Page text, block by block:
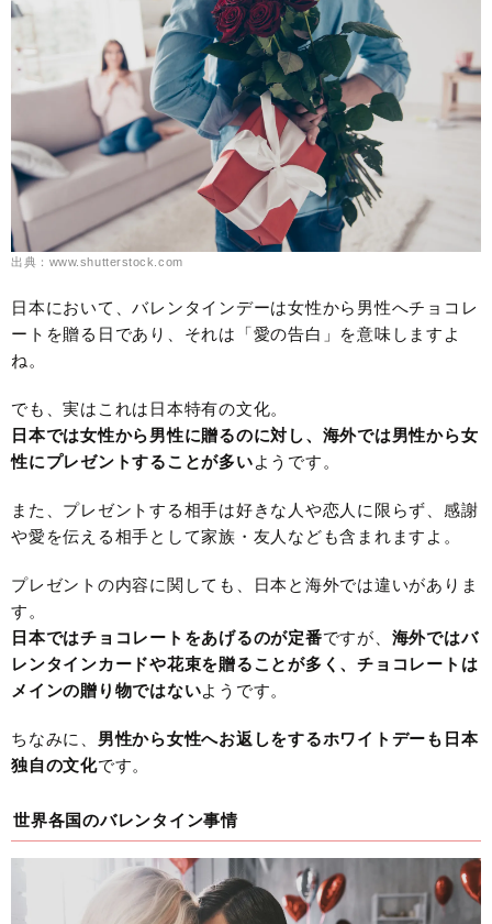
出典：www.shutterstock.com
日本において、バレンタインデーは女性から男性へチョコレ
ートを贈る日であり、それは「愛の告白」を意味しますよ
ね。
でも、実はこれは日本特有の文化。
日本では女性から男性に贈るのに対し、海外では男性から女
性にプレゼントすることが多いようです。
また、プレゼントする相手は好きな人や恋人に限らず、感謝
や愛を伝える相手として家族・友人なども含まれますよ。
プレゼントの内容に関しても、日本と海外では違いがありま
す。
日本ではチョコレートをあげるのが定番ですが、 海外ではバ
レンタインカードや花束を贈ることが多く、チョコレートは
メインの贈り物ではないようです。
ちなみに、 男性から女性へお返しをするホワイトデーも日本
独自の文化です。
世界各国のバレンタイン事情